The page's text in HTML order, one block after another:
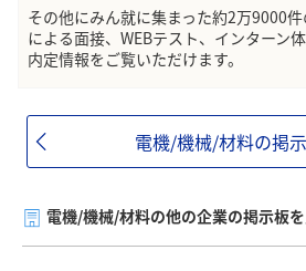
その他にみん就に集まった約2万9000
による面接、WEBテスト、インターン
内定情報をご覧いただけます。
電機/機械/材料の掲
電機/機械/材料の他の企業の掲示板